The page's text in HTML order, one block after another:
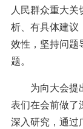
人民群众重大关
析、有具体建议
效性，坚持问题
题。
为向大会提出
表们在会前做了
深入研究，通过